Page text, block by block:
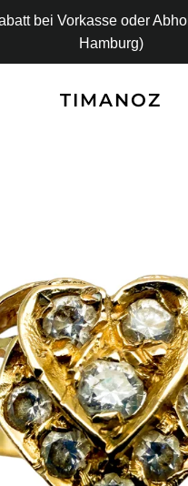
bei Vorkasse oder
Hamburg)
TIMANOZ